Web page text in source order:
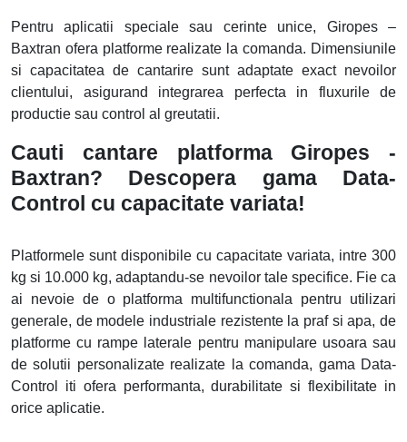
Pentru aplicatii speciale sau cerinte unice, Giropes –
Baxtran ofera platforme realizate la comanda. Dimensiunile
si capacitatea de cantarire sunt adaptate exact nevoilor
clientului, asigurand integrarea perfecta in fluxurile de
productie sau control al greutatii.
Cauti cantare platforma Giropes -
Baxtran? Descopera gama Data-
Control cu capacitate variata!
Platformele sunt disponibile cu capacitate variata, intre 300
kg si 10.000 kg, adaptandu-se nevoilor tale specifice. Fie ca
ai nevoie de o platforma multifunctionala pentru utilizari
generale, de modele industriale rezistente la praf si apa, de
platforme cu rampe laterale pentru manipulare usoara sau
de solutii personalizate realizate la comanda, gama Data-
Control iti ofera performanta, durabilitate si flexibilitate in
orice aplicatie.